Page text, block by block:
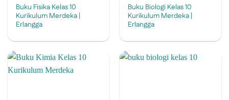
Buku Fisika Kelas 10
Kurikulum Merdeka |
Erlangga
Buku Biologi Kelas 10
Kurikulum Merdeka |
Erlangga